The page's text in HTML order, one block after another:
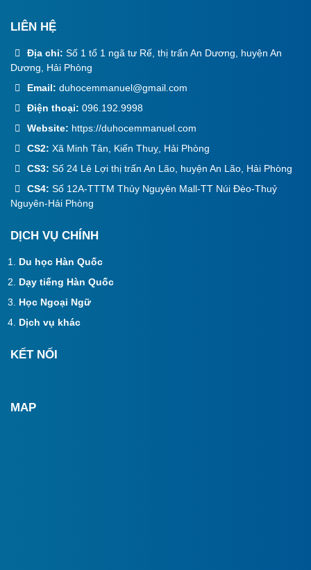
LIÊN HỆ
Địa chỉ: Số 1 tổ 1 ngã tư Rế, thị trấn An Dương, huyện An
Dương, Hải Phòng
Email: duhocemmanuel@gmail.com
Điện thoại: 096.192.9998
Website: https://duhocemmanuel.com
CS2: Xã Minh Tân, Kiến Thuỵ, Hải Phòng
CS3: Số 24 Lê Lợi thị trấn An Lão, huyện An Lão, Hải Phòng
CS4: Số 12A-TTTM Thủy Nguyên Mall-TT Núi Đèo-Thuỷ
Nguyên-Hải Phòng
DỊCH VỤ CHÍNH
Du học Hàn Quốc
Dạy tiếng Hàn Quốc
Học Ngoại Ngữ
Dịch vụ khác
KẾT NỐI
MAP